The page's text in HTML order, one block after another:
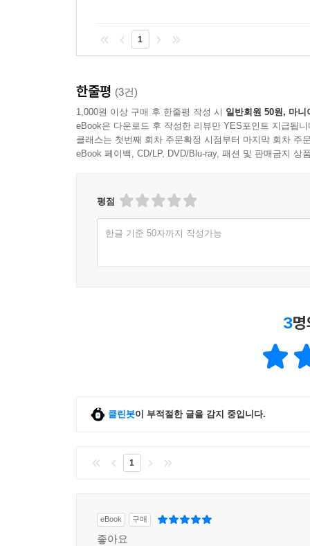
1
한줄평 (3건)
1,000원 이상 구매 후 한줄평 작성 시 일반회원 50원, 마니
eBook은 다운로드 후 작성한 리뷰만 YES포인트 지급됩니
클래스는 첫번째 회차 주문확정 시점부터 마지막 회차 주
eBook 페이백, CD/LP, DVD/Blu-ray, 패션 및 판매금지 상
평점
한글 기준 50자까지 작성가능
3
클린봇이 부적절한 글을 감지 중입니다.
1
eBook 구매
좋아요